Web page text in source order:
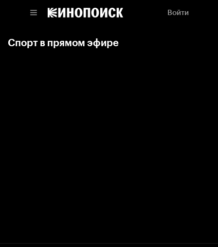
Войти
Спорт в прямом эфире